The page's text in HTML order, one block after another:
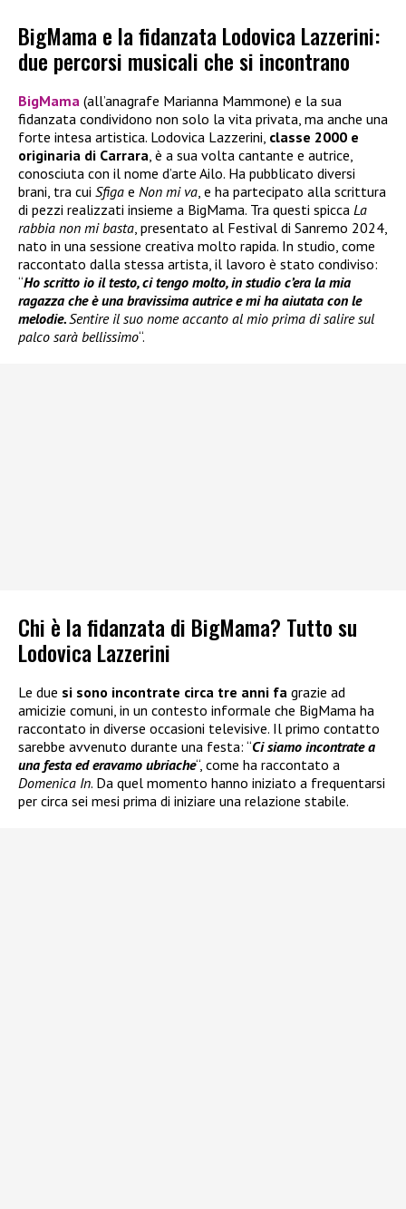
BigMama e la fidanzata Lodovica Lazzerini:
due percorsi musicali che si incontrano
BigMama (all’anagrafe Marianna Mammone) e la sua
fidanzata condividono non solo la vita privata, ma anche una
forte intesa artistica. Lodovica Lazzerini, classe 2000 e
originaria di Carrara , è a sua volta cantante e autrice,
conosciuta con il nome d’arte Ailo. Ha pubblicato diversi
brani, tra cui Sfiga e Non mi va , e ha partecipato alla scrittura
di pezzi realizzati insieme a BigMama. Tra questi spicca La
rabbia non mi basta , presentato al Festival di Sanremo 2024,
nato in una sessione creativa molto rapida. In studio, come
raccontato dalla stessa artista, il lavoro è stato condiviso:
“Ho scritto io il testo, ci tengo molto, in studio c’era la mia
ragazza che è una bravissima autrice e mi ha aiutata con le
melodie.Sentire il suo nome accanto al mio prima di salire sul
palco sarà bellissimo“.
Chi è la fidanzata di BigMama? Tutto su
Lodovica Lazzerini
Le due si sono incontrate circa tre anni fa grazie ad
amicizie comuni, in un contesto informale che BigMama ha
raccontato in diverse occasioni televisive. Il primo contatto
sarebbe avvenuto durante una festa: “Ci siamo incontrate a
una festa ed eravamo ubriache“, come ha raccontato a
Domenica In. Da quel momento hanno iniziato a frequentarsi
per circa sei mesi prima di iniziare una relazione stabile.